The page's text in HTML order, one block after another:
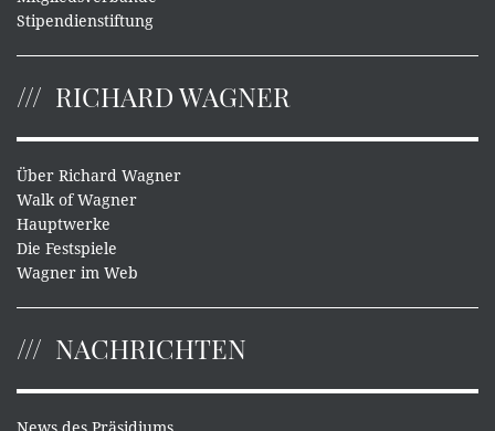
Stipendienstiftung
RICHARD WAGNER
Über Richard Wagner
Walk of Wagner
Hauptwerke
Die Festspiele
Wagner im Web
NACHRICHTEN